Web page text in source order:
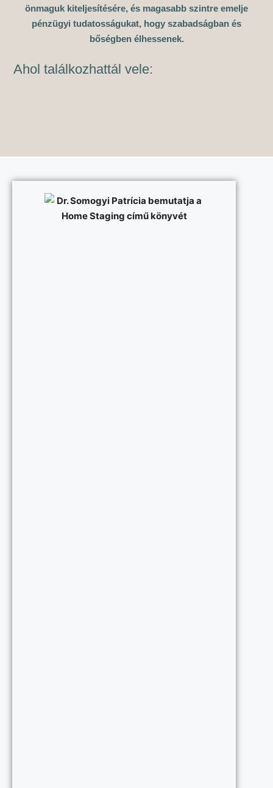
önmaguk kiteljesítésére, és magasabb szintre emelje
pénzügyi tudatosságukat, hogy szabadságban és
bőségben élhessenek.
Ahol találkozhattál vele: